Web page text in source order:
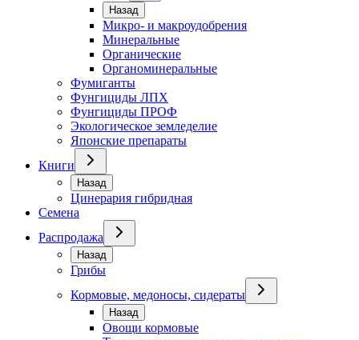
Назад
Микро- и макроудобрения
Минеральные
Органические
Органоминеральные
Фумиганты
Фунгициды ЛПХ
Фунгициды ПРОФ
Экологическое земледелие
Японские препараты
Книги
Назад
Цинерария гибридная
Семена
Распродажа
Назад
Грибы
Кормовые, медоносы, сидераты
Назад
Овощи кормовые